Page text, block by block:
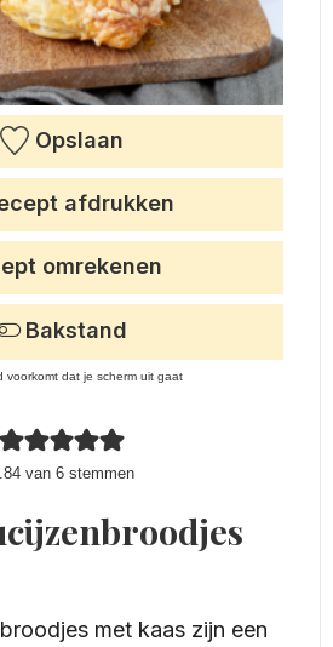
Opslaan
afdrukken
van 6stemmen
omrekenen
Bakstand
voorkomt dat je scherm uit gaat
met kaas zijn een